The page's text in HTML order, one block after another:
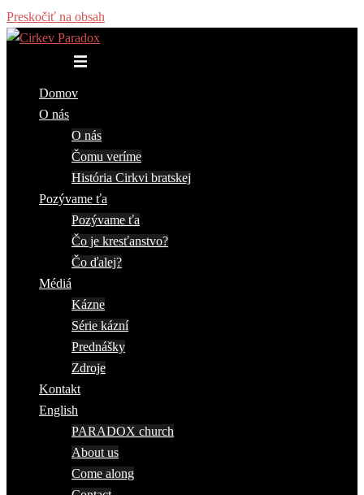
Preskočiť na obsah
Domov
O nás
O nás
Čomu veríme
História Cirkvi bratskej
Pozývame ťa
Pozývame ťa
Čo je kresťanstvo?
Čo ďalej?
Médiá
Kázne
Série kázní
Prednášky
Zdroje
Kontakt
English
PARADOX church
About us
Come along